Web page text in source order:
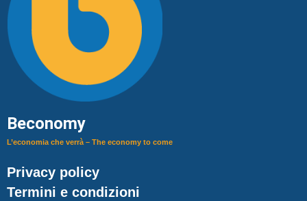
Beconomy
L’economia che verrà – The economy to come
Privacy policy
Termini e condizioni